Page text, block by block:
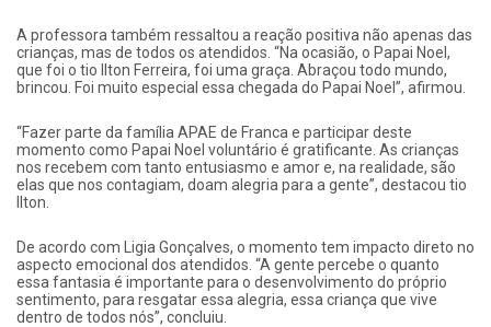
A professora também ressaltou a reação positiva não apenas das
crianças, mas de todos os atendidos. “Na ocasião, o Papai Noel,
que foi o tio Ilton Ferreira, foi uma graça. Abraçou todo mundo,
brincou. Foi muito especial essa chegada do Papai Noel”, afirmou.
“Fazer parte da família APAE de Franca e participar deste
momento como Papai Noel voluntário é gratificante. As crianças
nos recebem com tanto entusiasmo e amor e, na realidade, são
elas que nos contagiam, doam alegria para a gente”, destacou tio
Ilton.
De acordo com Ligia Gonçalves, o momento tem impacto direto no
aspecto emocional dos atendidos. “A gente percebe o quanto
essa fantasia é importante para o desenvolvimento do próprio
sentimento, para resgatar essa alegria, essa criança que vive
dentro de todos nós”, concluiu.